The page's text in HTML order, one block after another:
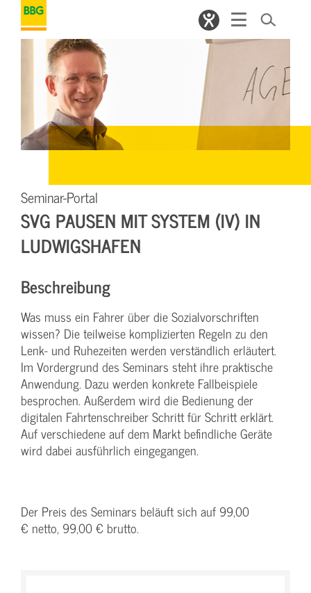
Seminar-Portal
SVG PAUSEN MIT SYSTEM (IV) IN
LUDWIGSHAFEN
Beschreibung
Was muss ein Fahrer über die Sozialvorschriften
wissen? Die teilweise komplizierten Regeln zu den
Lenk- und Ruhezeiten werden verständlich erläutert.
Im Vordergrund des Seminars steht ihre praktische
Anwendung. Dazu werden konkrete Fallbeispiele
besprochen. Außerdem wird die Bedienung der
digitalen Fahrtenschreiber Schritt für Schritt erklärt.
Auf verschiedene auf dem Markt befindliche Geräte
wird dabei ausführlich eingegangen.
Der Preis des Seminars beläuft sich auf 99,00
€ netto, 99,00 € brutto.